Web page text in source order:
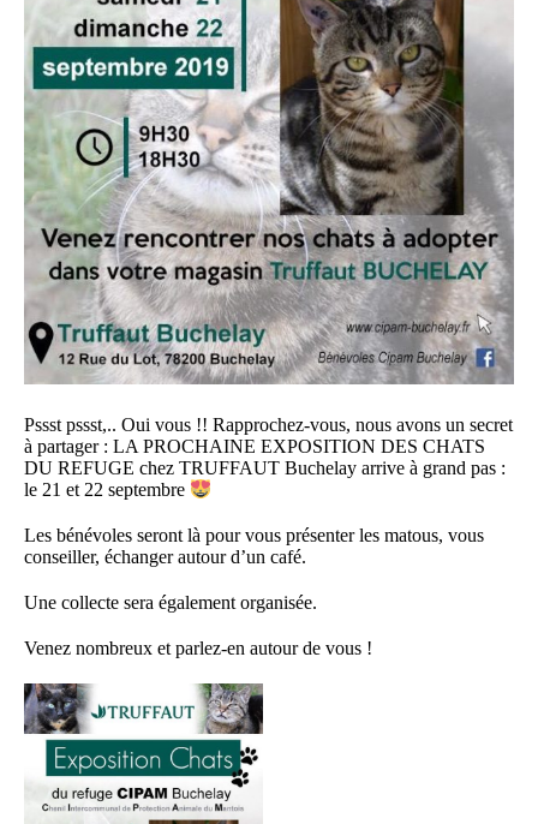
Pssst pssst,.. Oui vous !! Rapprochez-vous, nous avons un secret
à partager : LA PROCHAINE EXPOSITION DES CHATS
DU REFUGE chez TRUFFAUT Buchelay arrive à grand pas :
le 21 et 22 septembre
Les bénévoles seront là pour vous présenter les matous, vous
conseiller, échanger autour d’un café.
Une collecte sera également organisée.
Venez nombreux et parlez-en autour de vous !